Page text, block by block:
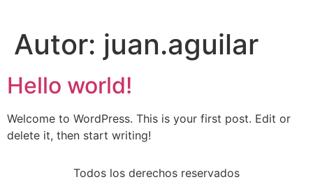
Autor: juan.aguilar
Hello world!
Welcome to WordPress. This is your first post. Edit or
delete it, then start writing!
Todos los derechos reservados